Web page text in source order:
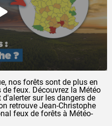
nos forêts sont de plus en
feux. Découvrez la Météo
sur les dangers de
retrouve Jean-Christophe
feux de forêts à Météo-